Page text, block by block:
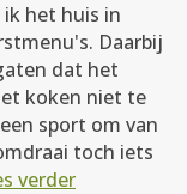
ik het huis in
Daarbij
dat het
koken niet te
sport om van
toch iets
verder